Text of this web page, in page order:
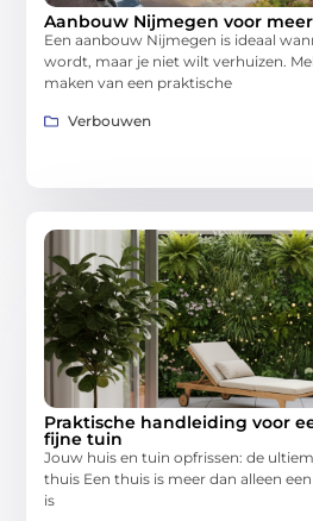
Aanbouw Nijmegen voor
Een aanbouw Nijmegen is ideaal
wordt, maar je niet wilt verhuizen.
maken van een praktische
Verbouwen
Praktische handleiding voor
fijne tuin
Jouw huis en tuin opfrissen: de
thuis Een thuis is meer dan alleen
is